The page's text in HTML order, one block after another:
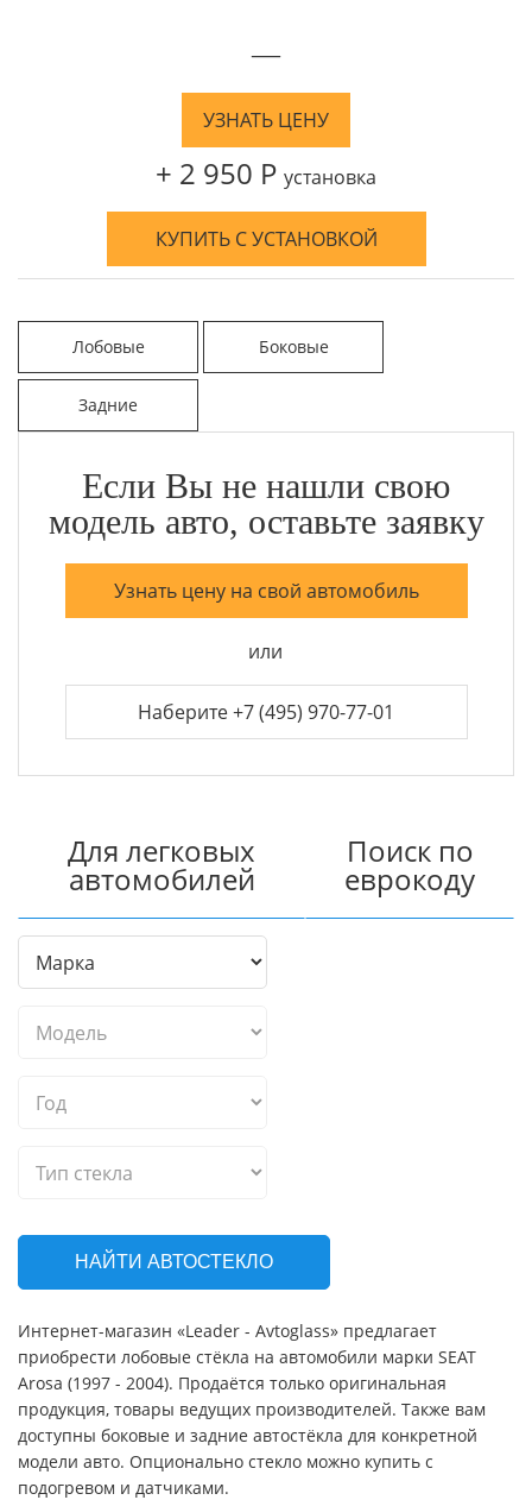
—
УЗНАТЬ ЦЕНУ
+ 2 950 Р установка
КУПИТЬ С УСТАНОВКОЙ
Лобовые Боковые
Задние
Если Вы не нашли свою
модель авто, оставьте заявку
Узнать цену на свой автомобиль
или
Наберите +7 (495) 970-77-01
Для легковых
автомобилей
Поиск по
еврокоду
НАЙТИ АВТОСТЕКЛО
Интернет-магазин «Leader - Avtoglass» предлагает
приобрести лобовые стёкла на автомобили марки SEAT
Arosa (1997 - 2004). Продаётся только оригинальная
продукция, товары ведущих производителей. Также вам
доступны боковые и задние автостёкла для конкретной
модели авто. Опционально стекло можно купить с
подогревом и датчиками.